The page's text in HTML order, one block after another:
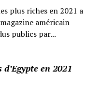
plus riches en 2021 a
américain
publics par...
en 2021